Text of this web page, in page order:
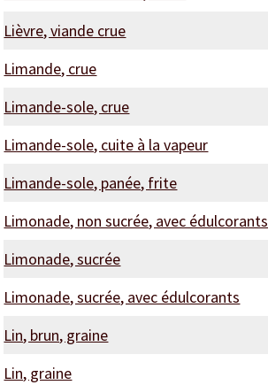
Lièvre, viande crue
Limande, crue
Limande-sole, crue
Limande-sole, cuite à la vapeur
Limande-sole, panée, frite
Limonade, non sucrée, avec édulcorants
Limonade, sucrée
Limonade, sucrée, avec édulcorants
Lin, brun, graine
Lin, graine